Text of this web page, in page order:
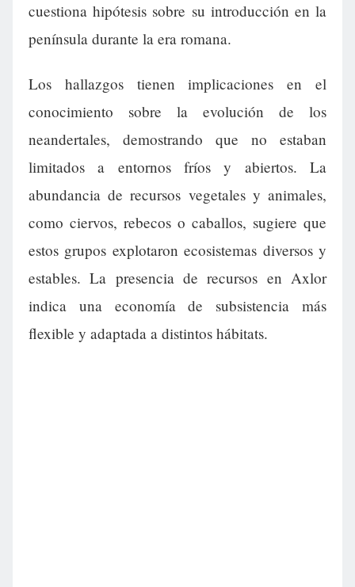
cuestiona hipótesis sobre su introducción en la
península durante la era romana.
Los hallazgos tienen implicaciones en el
conocimiento sobre la evolución de los
neandertales, demostrando que no estaban
limitados a entornos fríos y abiertos. La
abundancia de recursos vegetales y animales,
como ciervos, rebecos o caballos, sugiere que
estos grupos explotaron ecosistemas diversos y
estables. La presencia de recursos en Axlor
indica una economía de subsistencia más
flexible y adaptada a distintos hábitats.